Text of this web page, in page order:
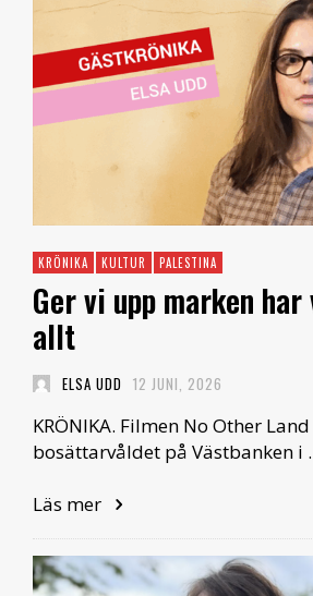
KRÖNIKA KULTUR PALESTINA
Ger vi upp marken
allt
ELSA UDD 12 JUNI, 2026
KRÖNIKA. Filmen No Other
bosättarvåldet på Västbanken i
Läs mer